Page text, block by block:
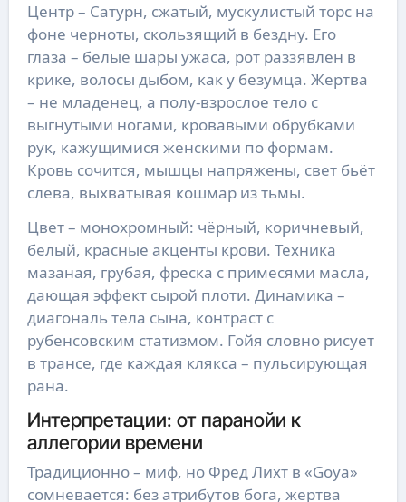
Центр – Сатурн, сжатый, мускулистый торс на
фоне черноты, скользящий в бездну. Его
глаза – белые шары ужаса, рот раззявлен в
крике, волосы дыбом, как у безумца. Жертва
– не младенец, а полу-взрослое тело с
выгнутыми ногами, кровавыми обрубками
рук, кажущимися женскими по формам.
Кровь сочится, мышцы напряжены, свет бьёт
слева, выхватывая кошмар из тьмы.
Цвет – монохромный: чёрный, коричневый,
белый, красные акценты крови. Техника
мазаная, грубая, фреска с примесями масла,
дающая эффект сырой плоти. Динамика –
диагональ тела сына, контраст с
рубенсовским статизмом. Гойя словно рисует
в трансе, где каждая клякса – пульсирующая
рана.
Интерпретации: от паранойи к
аллегории времени
Традиционно – миф, но Фред Лихт в «Goya»
сомневается: без атрибутов бога, жертва